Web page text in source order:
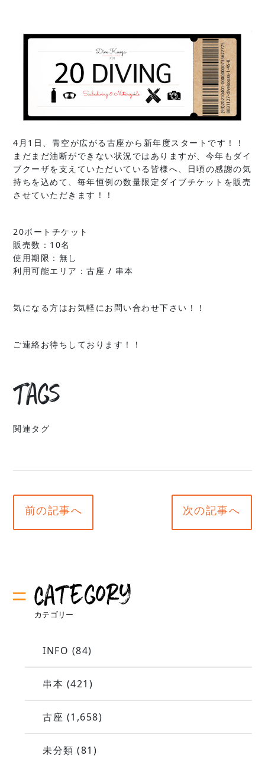
4月1日、青空が広がる古座から新年度スタートです！！
まだまだ油断ができない状況ではありますが、今年もダイ
ブクーザを支えていただいている皆様へ、日頃の感謝の気
持ちを込めて、毎年恒例の数量限定ダイブチケットを販売
させていただきます！！
20ボートチケット
販売数：10名
使用期限：無し
利用可能エリア：古座 / 串本
気になる方はお気軽にお問い合わせ下さい！！
ご連絡お待ちしております！！
Tags
関連タグ
前の記事へ 次の記事へ
INFO (84)
串本 (421)
古座 (1,658)
未分類 (81)